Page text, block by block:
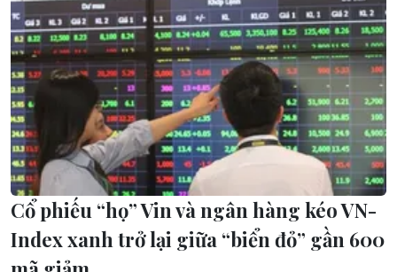
Cổ phiếu “họ” Vin và ngân hàng kéo VN-
Index xanh trở lại giữa “biển đỏ” gần 600